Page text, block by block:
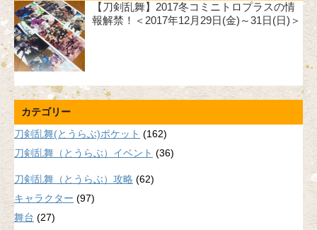
【刀剣乱舞】2017冬コミニトロプラスの情
報解禁！＜2017年12月29日(金)～31日(日)＞
カテゴリー
刀剣乱舞(とうらぶ)ポケット (162)
刀剣乱舞（とうらぶ）イベント (36)
刀剣乱舞（とうらぶ）攻略 (62)
キャラクター (97)
舞台 (27)